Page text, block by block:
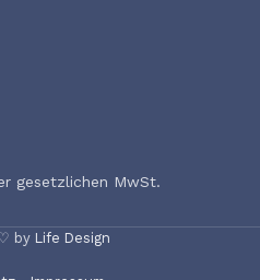
gesetzlichen MwSt.
by Life Design